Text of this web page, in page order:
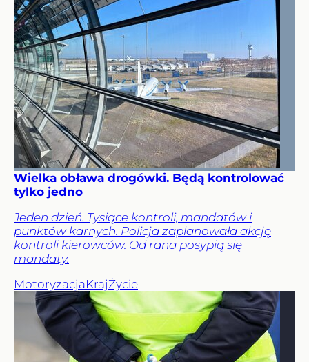
Wielka obława drogówki. Będą kontrolować
tylko jedno
Jeden dzień. Tysiące kontroli, mandatów i
punktów karnych. Policja zaplanowała akcję
kontroli kierowców. Od rana posypią się
mandaty.
MotoryzacjaKrajŻycie